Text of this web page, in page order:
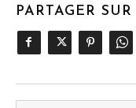
PARTAGER